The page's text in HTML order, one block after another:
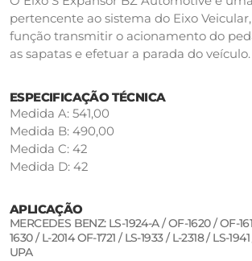
pertencente ao sistema do Eixo
função transmitir o acionamento do
as sapatas e efetuar a parada do veículo.
ESPECIFICAÇÃO TÉCNICA
Medida A: 541,00
Medida B: 490,00
Medida C: 42
Medida D: 42
APLICAÇÃO
MERCEDES BENZ: LS-1924-A / OF-1620 / OF-
1630 / L-2014 OF-1721 / LS-1933 / L-2318 / LS-
UPA